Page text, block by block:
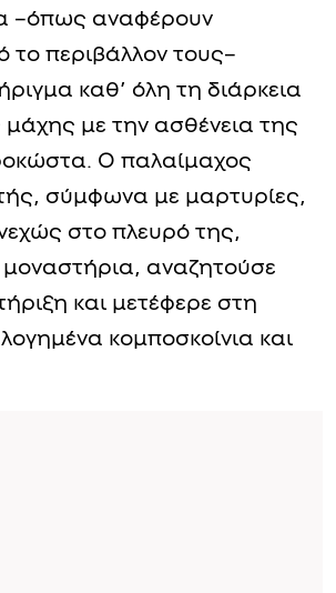
–όπως αναφέρουν
περιβάλλον τους–
καθ’ όλη τη διάρκεια
με την ασθένεια της
Ο παλαίμαχος
σύμφωνα με μαρτυρίες,
στο πλευρό της,
μοναστήρια, αναζητούσε
και μετέφερε στη
κομποσκοίνια και